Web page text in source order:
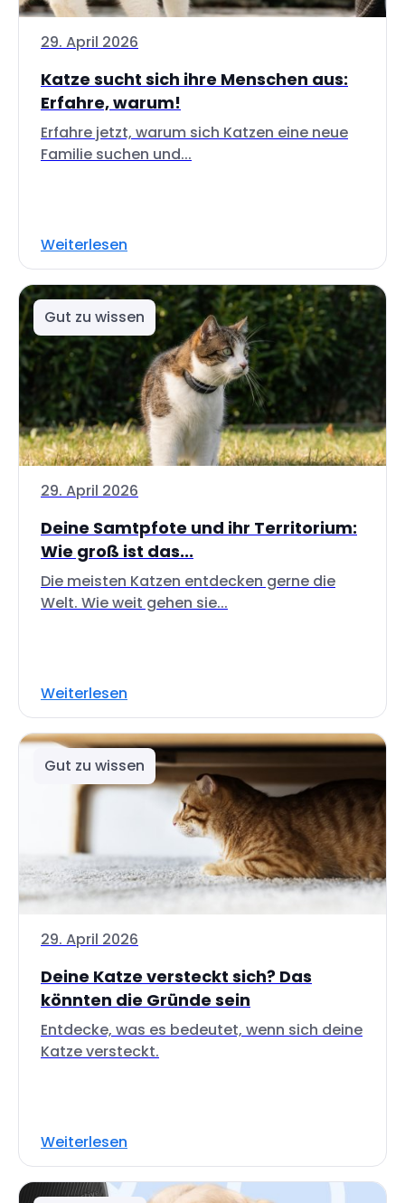
29. April 2026
Katze sucht sich ihre Menschen aus:
Erfahre, warum!
Erfahre jetzt, warum sich Katzen eine neue
Familie suchen und...
Weiterlesen
Gut zu wissen
29. April 2026
Deine Samtpfote und ihr Territorium:
Wie groß ist das...
Die meisten Katzen entdecken gerne die
Welt. Wie weit gehen sie...
Weiterlesen
Gut zu wissen
29. April 2026
Deine Katze versteckt sich? Das
könnten die Gründe sein
Entdecke, was es bedeutet, wenn sich deine
Katze versteckt.
Weiterlesen